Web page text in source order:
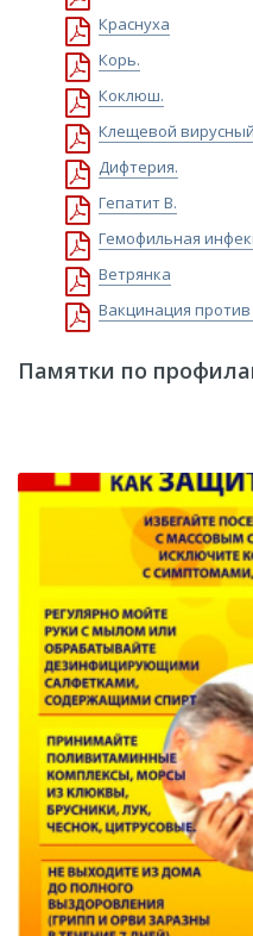
Краснуха
Корь.
Коклюш.
Клещевой
Дифтерия.
Гепатит В.
Гемофильная
Ветрянка
Вакцинация
Памятки по